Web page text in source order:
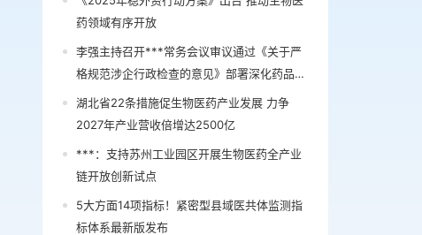
药领域有序开放
李强主持召开***常务会议审议通过《关于严
格规范涉企行政检查的意见》部署深化药品医
疗器械监管改革促进医药产业高质量发展有关
举措
湖北省22条措施促生物医药产业发展 力争
2027年产业营收倍增达2500亿
***：支持苏州工业园区开展生物医药全产业
链开放创新试点
5大方面14项指标！紧密型县域医共体监测指
标体系最新版发布